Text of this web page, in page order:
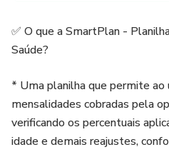
✅ O que a SmartPlan -
Saúde?
* Uma planilha que permite ao
mensalidades cobradas pela
verificando os percentuais
idade e demais reajustes,